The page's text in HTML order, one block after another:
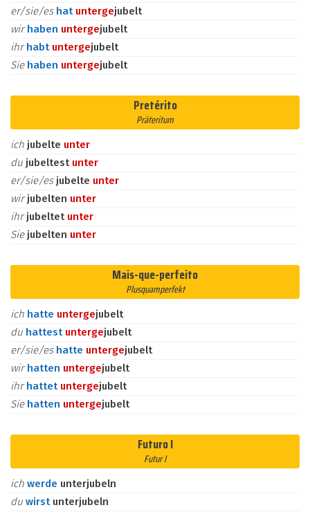
er/sie/es hat untergejubelt
wirhaben untergejubelt
ihrhabt untergejubelt
Sie haben untergejubelt
Pretérito
Präteritum
ich jubelte unter
du jubeltest unter
er/sie/es jubelte unter
wirjubelten unter
ihrjubeltet unter
Sie jubelten unter
Mais-que-perfeito
Plusquamperfekt
ich hatte untergejubelt
du hattest untergejubelt
er/sie/es hatte untergejubelt
wirhatten untergejubelt
ihrhattet untergejubelt
Sie hatten untergejubelt
Futuro I
Futur I
ich werde unterjubeln
du wirst unterjubeln